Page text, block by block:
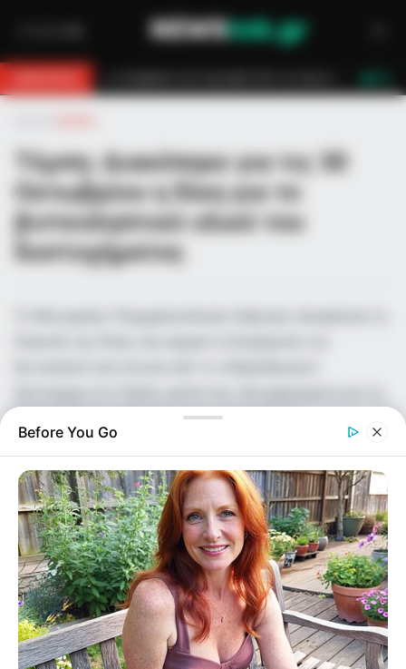
Τέμπη: Διακόπηκε για τις 30
Οκτωβρίου η δίκη για το
βιντεοληπτικό υλικό του
δυστυχήματος
30 Οκτωβρίου. Σύμφωνα με το Larissanet, οι
κατηγορούμενοι —ο πρώην διευθύνων σύμβουλος του…
Before You Go